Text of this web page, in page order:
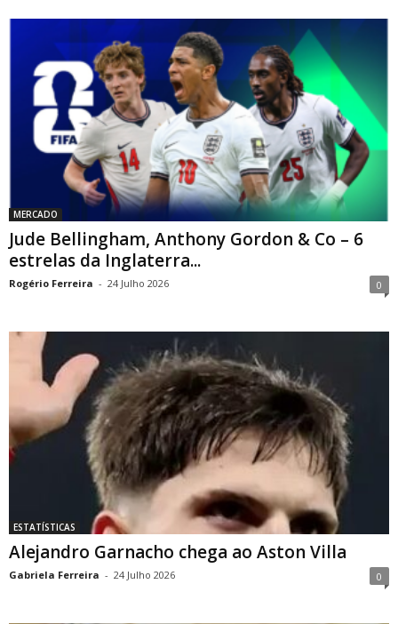
MERCADO
Jude Bellingham, Anthony Gordon & Co – 6
estrelas da Inglaterra...
Rogério Ferreira - 24 Julho 2026 0
ESTATÍSTICAS
Alejandro Garnacho chega ao Aston Villa
Gabriela Ferreira - 24 Julho 2026 0